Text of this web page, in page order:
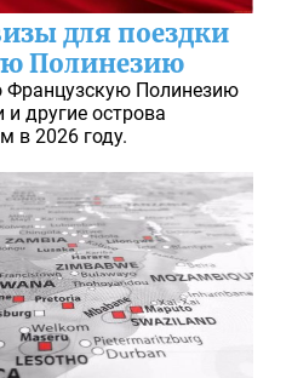
для поездки
Полинезию
Французскую Полинезию
другие острова
в 2026 году.